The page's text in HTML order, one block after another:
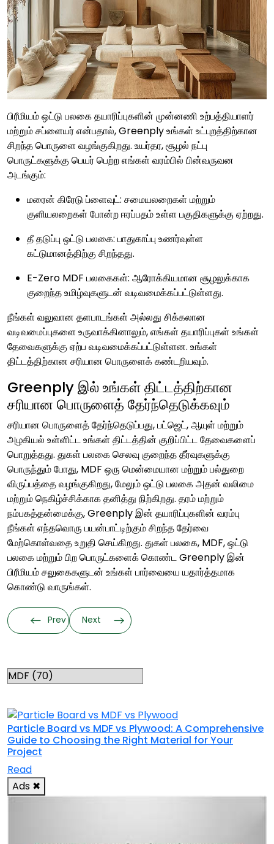
பிரீமியம் ஒட்டு பலகை தயாரிப்புகளின் முன்னணி உற்பத்தியாளர்
மற்றும் சப்ளையர் என்பதால், Greenply உங்கள் உட்புறத்திற்கான
சிறந்த பொருளை வழங்குகிறது. உயர்தர, சூழல் நட்பு
பொருட்களுக்கு பெயர் பெற்ற எங்கள் வரம்பில் பின்வருவன
அடங்கும்:
மரைன் கிரேடு ப்ளைவுட்: சமையலறைகள் மற்றும்
குளியலறைகள் போன்ற ஈரப்பதம் உள்ள பகுதிகளுக்கு ஏற்றது.
தீ தடுப்பு ஒட்டு பலகை: பாதுகாப்பு உணர்வுள்ள
கட்டுமானத்திற்கு சிறந்தது.
E-Zero MDF பலகைகள்: ஆரோக்கியமான சூழலுக்காக
குறைந்த உமிழ்வுகளுடன் வடிவமைக்கப்பட்டுள்ளது.
நீங்கள் வலுவான தளபாடங்கள் அல்லது சிக்கலான
வடிவமைப்புகளை உருவாக்கினாலும், எங்கள் தயாரிப்புகள் உங்கள்
தேவைகளுக்கு ஏற்ப வடிவமைக்கப்பட்டுள்ளன. உங்கள்
திட்டத்திற்கான சரியான பொருளைக் கண்டறியவும்.
Greenply இல் உங்கள் திட்டத்திற்கான
சரியான பொருளைத் தேர்ந்தெடுக்கவும்
சரியான பொருளைத் தேர்ந்தெடுப்பது, பட்ஜெட், ஆயுள் மற்றும்
அழகியல் உள்ளிட்ட உங்கள் திட்டத்தின் குறிப்பிட்ட தேவைகளைப்
பொறுத்தது. துகள் பலகை செலவு குறைந்த தீர்வுகளுக்கு
பொருந்தும் போது, ​​MDF ஒரு மென்மையான மற்றும் பல்துறை
விருப்பத்தை வழங்குகிறது, மேலும் ஒட்டு பலகை அதன் வலிமை
மற்றும் நெகிழ்ச்சிக்காக தனித்து நிற்கிறது. தரம் மற்றும்
நம்பகத்தன்மைக்கு, Greenply இன் தயாரிப்புகளின் வரம்பு
நீங்கள் எந்தவொரு பயன்பாட்டிற்கும் சிறந்த தேர்வை
மேற்கொள்வதை உறுதி செய்கிறது. துகள் பலகை, MDF, ஒட்டு
பலகை மற்றும் பிற பொருட்களைக் கொண்ட Greenply இன்
பிரீமியம் சலுகைகளுடன் உங்கள் பார்வையை யதார்த்தமாக
கொண்டு வாருங்கள்.
Prev Next
Particle Board vs MDF vs Plywood: A Comprehensive
Guide to Choosing the Right Material for Your
Project
Read
Ads ✖